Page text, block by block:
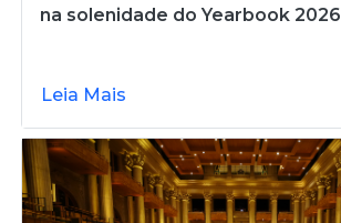
na solenidade do Yearbook 2026
Leia Mais